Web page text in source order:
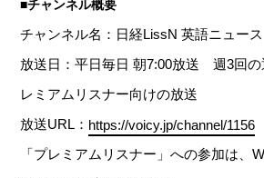
■チャンネル概要
チャンネル名：日経LissN 英語ニュース
放送日：平日毎日 朝7:00放送 週3回
レミアムリスナー向けの放送
放送URL： https://voicy.jp/channel/1156
「プレミアムリスナー」への参加は、